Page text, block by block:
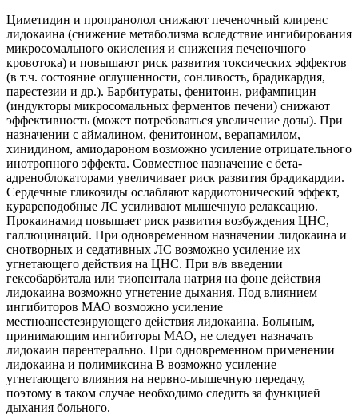
Циметидин и пропранолол снижают печеночный клиренс
лидокаина (снижение метаболизма вследствие ингибирования
микросомального окисления и снижения печеночного
кровотока) и повышают риск развития токсических эффектов
(в т.ч. состояние оглушенности, сонливость, брадикардия,
парестезии и др.). Барбитураты, фенитоин, рифампицин
(индукторы микросомальных ферментов печени) снижают
эффективность (может потребоваться увеличение дозы). При
назначении с аймалином, фенитоином, верапамилом,
хинидином, амиодароном возможно усиление отрицательного
инотропного эффекта. Совместное назначение с бета-
адреноблокаторами увеличивает риск развития брадикардии.
Сердечные гликозиды ослабляют кардиотонический эффект,
курареподобные ЛС усиливают мышечную релаксацию.
Прокаинамид повышает риск развития возбуждения ЦНС,
галлюцинаций. При одновременном назначении лидокаина и
снотворных и седативных ЛС возможно усиление их
угнетающего действия на ЦНС. При в/в введении
гексобарбитала или тиопентала натрия на фоне действия
лидокаина возможно угнетение дыхания. Под влиянием
ингибиторов МАО возможно усиление
местноанестезирующего действия лидокаина. Больным,
принимающим ингибиторы МАО, не следует назначать
лидокаин парентерально. При одновременном применении
лидокаина и полимиксина В возможно усиление
угнетающего влияния на нервно-мышечную передачу,
поэтому в таком случае необходимо следить за функцией
дыхания больного.